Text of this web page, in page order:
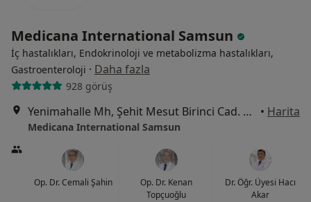
Medicana International Samsun
İç hastalıkları, Endokrinoloji ve metabolizma hastalıkları,
Gastroenteroloji · Daha fazla
928 görüş
Yenimahalle Mh, Şehit Mesut Birinci Cad. No:85, Canik • Harita
Medicana International Samsun
Op. Dr. Cemali Şahin
Op. Dr. Kenan
Topçuoğlu
Dr. Öğr. Üyesi Hacı
Akar